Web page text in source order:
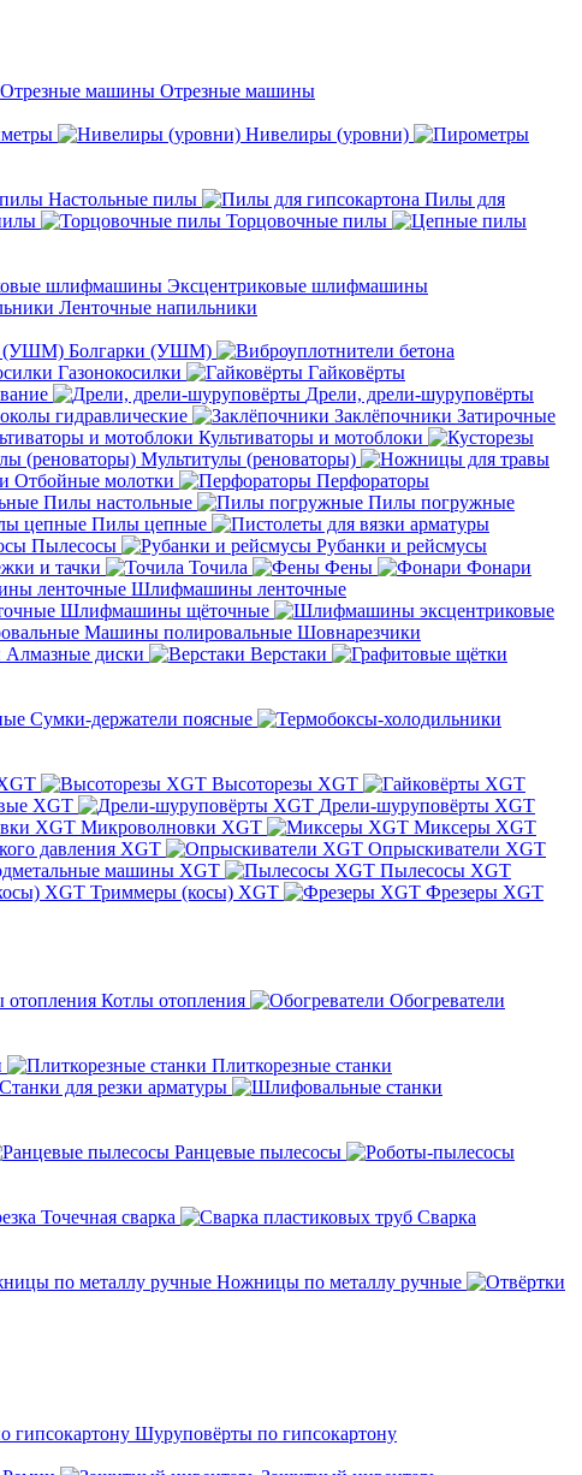
Отрезные машины
Нивелиры (уровни)
Настольные пилы
Пилы для
Торцовочные пилы
Эксцентриковые шлифмашины
Ленточные напильники
Болгарки (УШМ)
Газонокосилки
Гайковёрты
Дрели, дрели-шуруповёрты
гидравлические Заклёпочники Затирочные
Культиваторы и мотоблоки
Мультитулы (реноваторы)
Отбойные молотки
Перфораторы
Пилы настольные
Пилы погружные
Пилы цепные
Пылесосы
Рубанки и рейсмусы
и тачки Точила Фены
Фонари
Шлифмашины ленточные
Шлифмашины щёточные
Машины полировальные Шовнарезчики
Алмазные диски
Верстаки
Сумки-держатели поясные
Высоторезы XGT
XGT
Дрели-шуруповёрты XGT
Микроволновки XGT
Миксеры XGT
давления XGT
Опрыскиватели XGT
машины XGT
Пылесосы XGT
Триммеры (косы) XGT
Фрезеры XGT
Котлы отопления
Обогреватели
Плиткорезные станки
Станки для резки арматуры
Ранцевые пылесосы
Точечная сварка
Cварка
Ножницы по металлу ручные
Шуруповёрты по гипсокартону